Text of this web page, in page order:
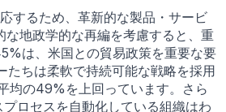
するため、革新的な製品・サービ
地政学的な再編を考慮すると、重
は、米国との貿易政策を重要な要
ちは柔軟で持続可能な戦略を採用
均の49%を上回っています。さら
ロセスを自動化している組織はわ